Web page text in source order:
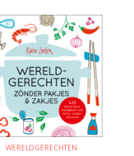
WERELDGERECHTEN